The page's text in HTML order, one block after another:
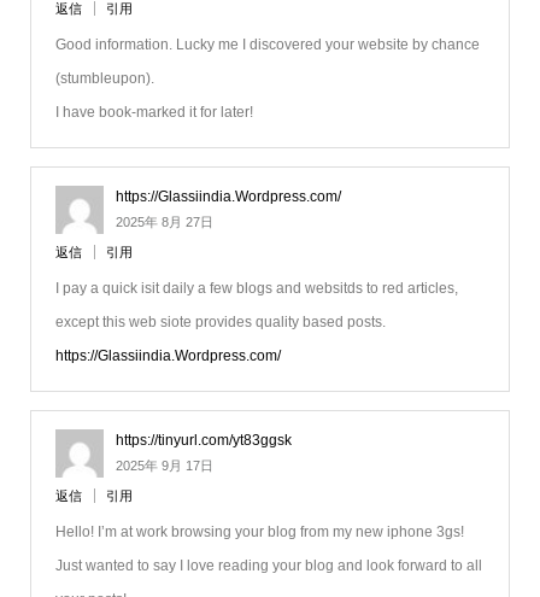
返信 引用
Good information. Lucky me I discovered your website by chance
(stumbleupon).
I have book-marked it for later!
https://Glassiindia.Wordpress.com/
2025年 8月 27日
返信 引用
I pay a quick isit daily a few blogs and websitds to red articles,
except this web siote provides quality based posts.
https://Glassiindia.Wordpress.com/
https://tinyurl.com/yt83ggsk
2025年 9月 17日
返信 引用
Hello! I’m at work browsing your blog from my new iphone 3gs!
Just wanted to say I love reading your blog and look forward to all